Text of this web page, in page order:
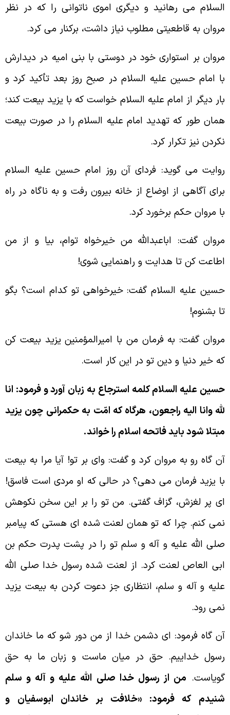
مى رهانيد و ديگرى اموى ناتوانى را كه در نظر
به قاطعيتى مطلوب نياز داشت، بركنار مى كرد.
بر استوارى خود در دوستى با بنى اميه در ديدارش
امام حسين عليه السلام در صبح روز بعد تأكيد كرد و
ديگر از امام عليه السلام خواست كه با يزيد بيعت كند؛
طور كه تهديد امام عليه السلام را در صورت بيعت
نيز تكرار كرد.
مى گويد: فرداى آن روز امام حسين عليه السلام
آگاهى از اوضاع از خانه بيرون رفت و به ناگاه در راه
مروان حكم برخورد كرد.
گفت: اباعبدالله من خيرخواه توام، بيا و از من
كن تا هدايت و راهنمايى شوى!
عليه السلام گفت: خيرخواهى تو كدام است؟ بگو
بشنوم!
گفت: به فرمان من با اميرالمؤمنين يزيد بيعت كن
خير دنيا و دين تو در اين كار است.
عليه السلام كلمه استرجاع به زبان آورد و فرمود: انا
وانا اليه راجعون، هرگاه كه امّت به حكمرانى چون يزيد
شود بايد فاتحه اسلام را خواند.
گاه رو به مروان كرد و گفت: واى بر تو! آيا مرا به بيعت
يزيد فرمان مى دهى؟ در حالى كه او مردى است فاسق!
پر لغزش، گزاف گفتى. من تو را بر اين سخن نكوهش
كنم. چرا كه تو همان لعنت شده اى هستى كه پيامبر
الله عليه و آله و سلم تو را در پشت پدرت حكم بن
العاص لعنت كرد. از لعنت شده رسول خدا صلى الله
و آله و سلم، انتظارى جز دعوت كردن به بيعت يزيد
رود.
گاه فرمود: اى دشمن خدا از من دور شو كه ما خاندان
خداييم. حق در ميان ماست و زبان ما به حق
من از رسول خدا صلى الله عليه و آله و سلم
كه فرمود: «خلافت بر خاندان ابوسفيان و